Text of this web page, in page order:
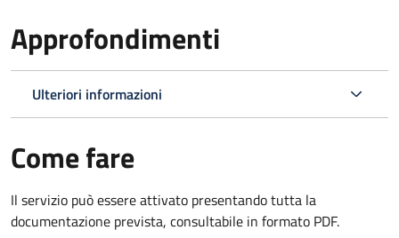
Approfondimenti
Ulteriori informazioni
Come fare
Il servizio può essere attivato presentando tutta la
documentazione prevista, consultabile in formato PDF.